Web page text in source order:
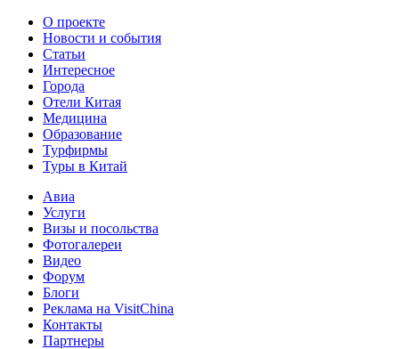
О проекте
Новости и события
Статьи
Интересное
Города
Отели Китая
Медицина
Образование
Турфирмы
Туры в Китай
Авиа
Услуги
Визы и посольства
Фотогалереи
Видео
Форум
Блоги
Реклама на VisitChina
Контакты
Партнеры